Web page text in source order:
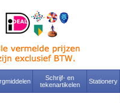
Schrijf- en
tekenartikelen
Stationery